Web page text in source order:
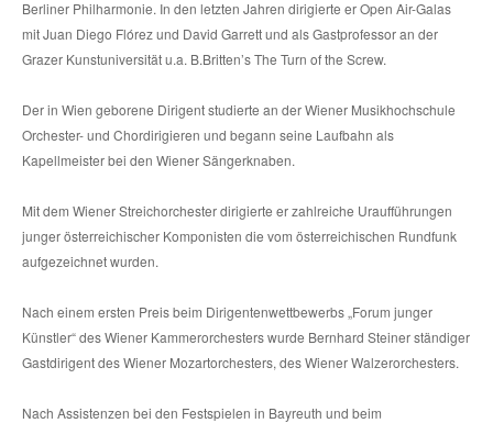
Berliner Philharmonie. In den letzten Jahren dirigierte er Open Air-Galas
mit Juan Diego Flórez und David Garrett und als Gastprofessor an der
Grazer Kunstuniversität u.a. B.Britten’s The Turn of the Screw.
Der in Wien geborene Dirigent studierte an der Wiener Musikhochschule
Orchester- und Chordirigieren und begann seine Laufbahn als
Kapellmeister bei den Wiener Sängerknaben.
Mit dem Wiener Streichorchester dirigierte er zahlreiche Uraufführungen
junger österreichischer Komponisten die vom österreichischen Rundfunk
aufgezeichnet wurden.
Nach einem ersten Preis beim Dirigentenwettbewerbs „Forum junger
Künstler“ des Wiener Kammerorchesters wurde Bernhard Steiner ständiger
Gastdirigent des Wiener Mozartorchesters, des Wiener Walzerorchesters.
Nach Assistenzen bei den Festspielen in Bayreuth und beim